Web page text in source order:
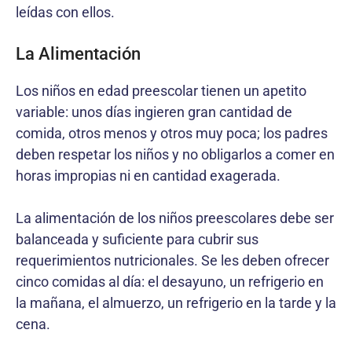
leídas con ellos.
La Alimentación
Los niños en edad preescolar tienen un apetito
variable: unos días ingieren gran cantidad de
comida, otros menos y otros muy poca; los padres
deben respetar los niños y no obligarlos a comer en
horas impropias ni en cantidad exagerada.
La alimentación de los niños preescolares debe ser
balanceada y suficiente para cubrir sus
requerimientos nutricionales. Se les deben ofrecer
cinco comidas al día: el desayuno, un refrigerio en
la mañana, el almuerzo, un refrigerio en la tarde y la
cena.